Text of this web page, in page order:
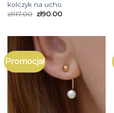
kolczyk na ucho
zł117.00 zł90.00
Promocja!